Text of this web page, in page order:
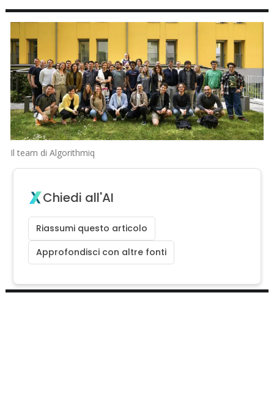
Il team di Algorithmiq
Chiedi all'AI
Riassumi questo articolo
Approfondisci con altre fonti